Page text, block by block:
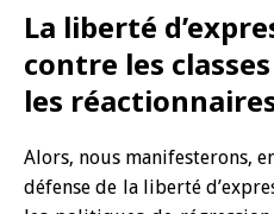
La liberté
contre les
les
Alors, nous manifesterons,
défense de la liberté